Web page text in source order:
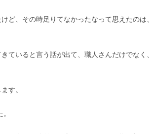
ど、その時足りてなかったなって思えたのは、
ていると言う話が出て、職人さんだけでなく、
す。